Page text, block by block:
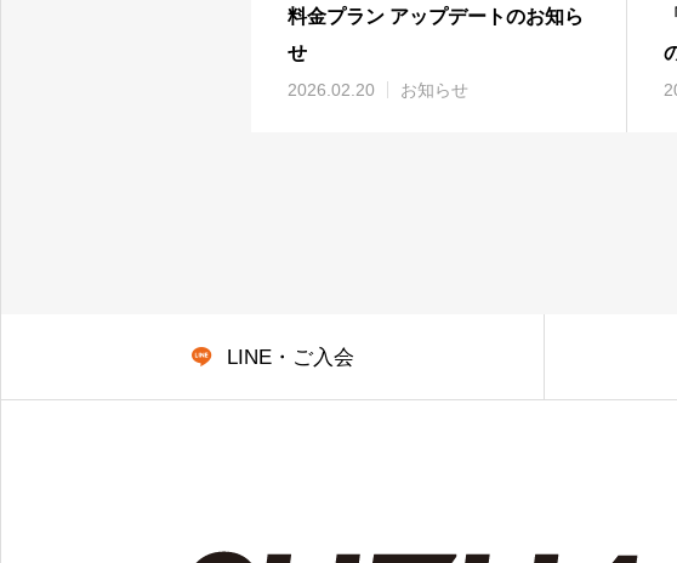
料金プラン アップデートのお知ら
せ
2026.02.20 お知らせ
LINE・ご入会